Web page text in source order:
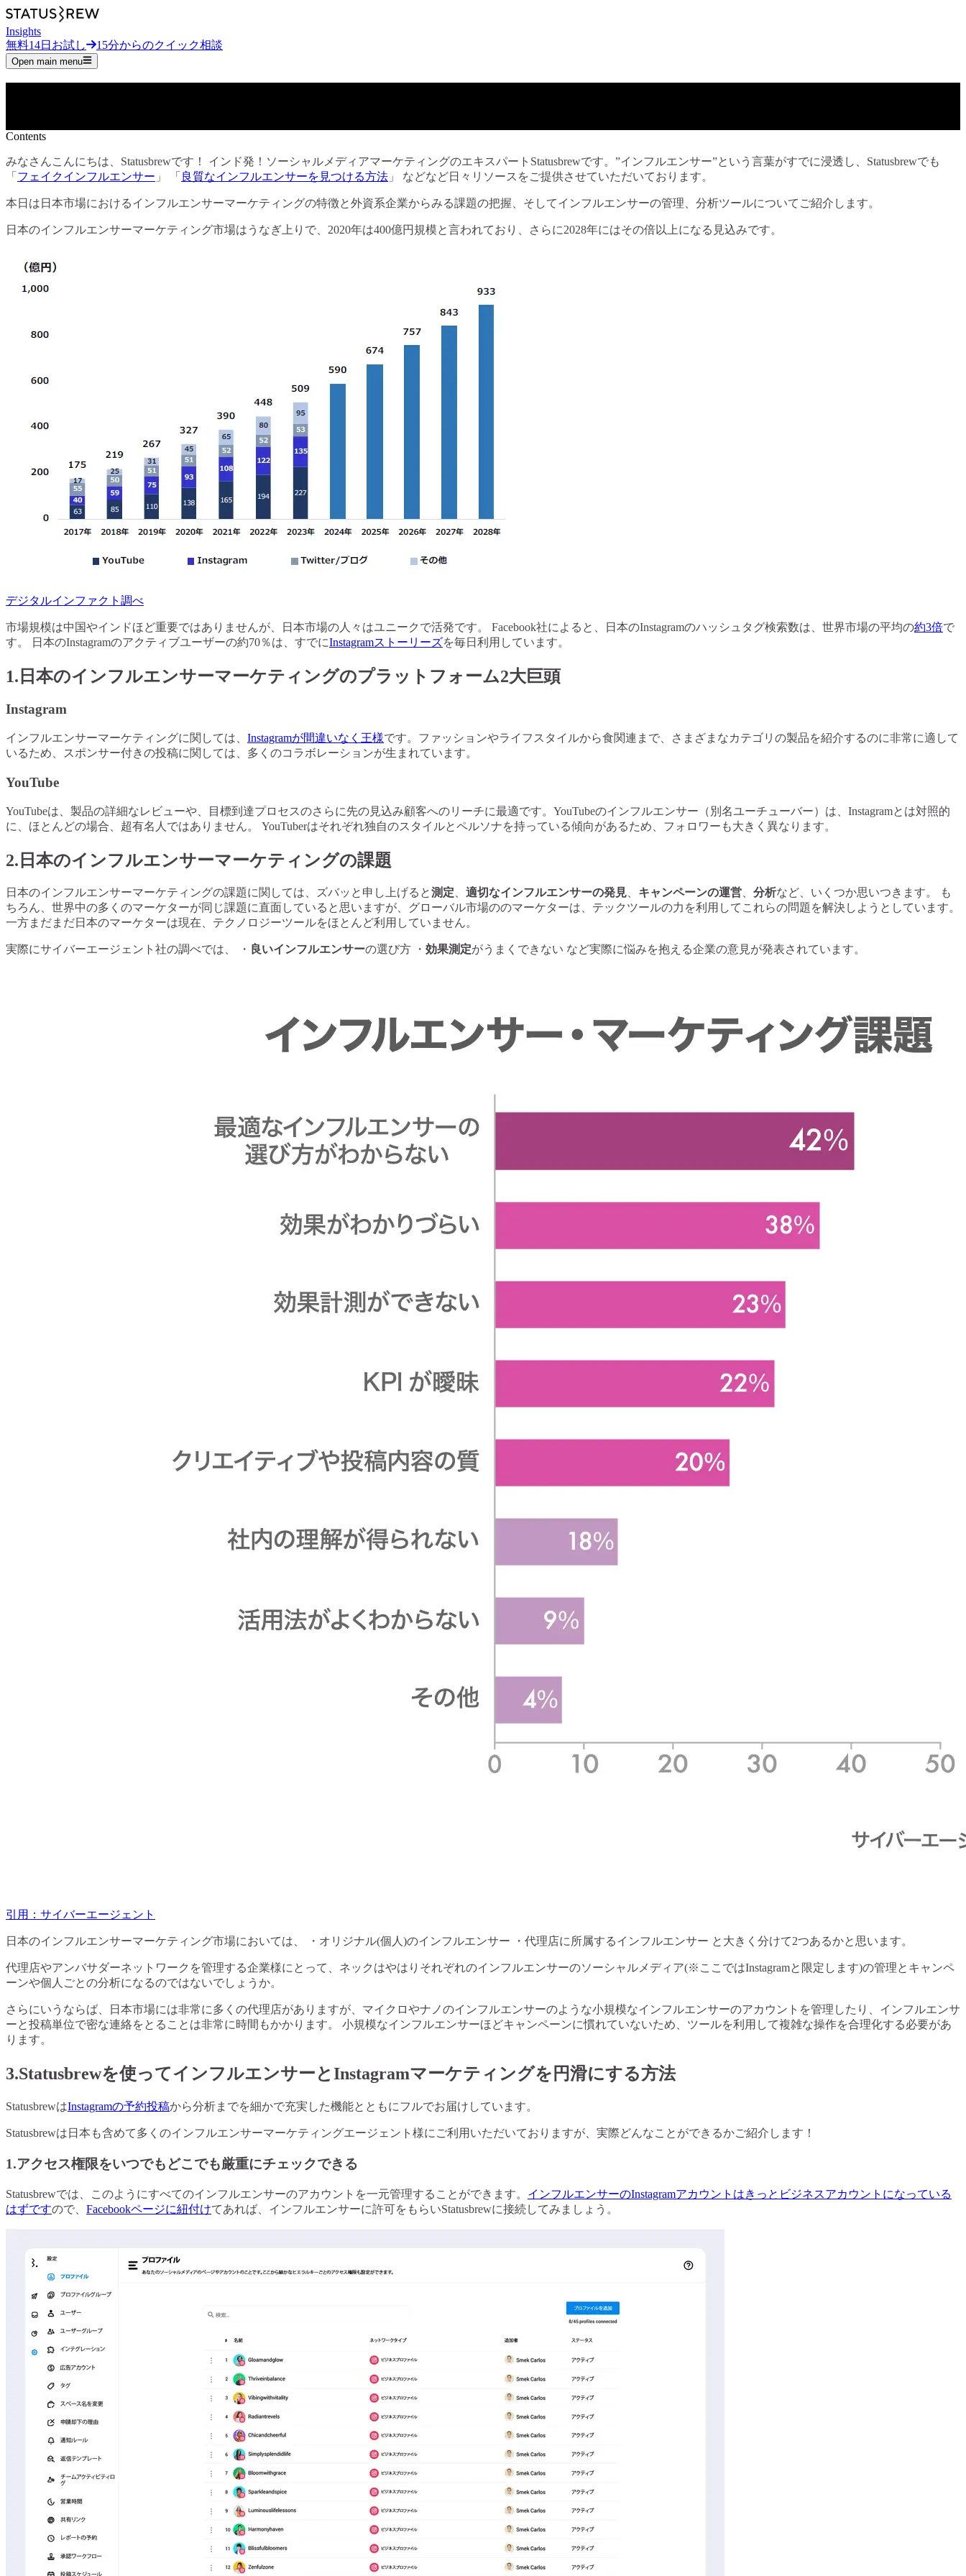
Insights
無料14日お試し
15分からのクイック相談
Open main menu
Contents
みなさんこんにちは、Statusbrewです！ インド発！ソーシャルメディアマーケティングのエキスパートStatusbrewです。”インフルエンサー”という言葉がすでに浸透し、Statusbrewでも
「 フェイクインフルエンサー 」 「 良質なインフルエンサーを見つける方法 」 などなど日々リソースをご提供させていただいております。
本日は日本市場におけるインフルエンサーマーケティングの特徴と外資系企業からみる課題の把握、そしてインフルエンサーの管理、分析ツールについてご紹介します。
日本のインフルエンサーマーケティング市場はうなぎ上りで、2020年は400億円規模と言われており、さらに2028年にはその倍以上になる見込みです。
デジタルインファクト調べ
市場規模は中国やインドほど重要ではありませんが、日本市場の人々はユニークで活発です。 Facebook社によると、日本のInstagramのハッシュタグ検索数は、世界市場の平均の約3倍で
す。 日本のInstagramのアクティブユーザーの約70％は、すでにInstagramストーリーズを毎日利用しています。
1.日本のインフルエンサーマーケティングのプラットフォーム2大巨頭
Instagram
インフルエンサーマーケティングに関しては、 Instagramが間違いなく王様です。ファッションやライフスタイルから食関連まで、さまざまなカテゴリの製品を紹介するのに非常に適して
いるため、スポンサー付きの投稿に関しては、多くのコラボレーションが生まれています。
YouTube
YouTubeは、製品の詳細なレビューや、目標到達プロセスのさらに先の見込み顧客へのリーチに最適です。YouTubeのインフルエンサー（別名ユーチューバー）は、Instagramとは対照的
に、ほとんどの場合、超有名人ではありません。 YouTuberはそれぞれ独自のスタイルとペルソナを持っている傾向があるため、フォロワーも大きく異なります。
2.日本のインフルエンサーマーケティングの課題
日本のインフルエンサーマーケティングの課題に関しては、ズバッと申し上げると測定、 適切なインフルエンサーの発見、 キャンペーンの運営、 分析など、いくつか思いつきます。 も
ちろん、世界中の多くのマーケターが同じ課題に直面していると思いますが、グローバル市場ののマーケターは、テックツールの力を利用してこれらの問題を解決しようとしています。
一方まだまだ日本のマーケターは現在、テクノロジーツールをほとんど利用していません。
実際にサイバーエージェント社の調べでは、 ・ 良いインフルエンサーの選び方 ・ 効果測定がうまくできない など実際に悩みを抱える企業の意見が発表されています。
引用：サイバーエージェント
日本のインフルエンサーマーケティング市場においては、 ・オリジナル(個人)のインフルエンサー ・代理店に所属するインフルエンサー と大きく分けて2つあるかと思います。
代理店やアンバサダーネットワークを管理する企業様にとって、ネックはやはりそれぞれのインフルエンサーのソーシャルメディア(※ここではInstagramと限定します)の管理とキャンペ
ーンや個人ごとの分析になるのではないでしょうか。
さらにいうならば、日本市場には非常に多くの代理店がありますが、マイクロやナノのインフルエンサーのような小規模なインフルエンサーのアカウントを管理したり、インフルエンサ
ーと投稿単位で密な連絡をとることは非常に時間もかかります。 小規模なインフルエンサーほどキャンペーンに慣れていないため、ツールを利用して複雑な操作を合理化する必要があ
ります。
3.Statusbrewを使ってインフルエンサーとInstagramマーケティングを円滑にする方法
StatusbrewはInstagramの予約投稿から分析までを細かで充実した機能とともにフルでお届けしています。
Statusbrewは日本も含めて多くのインフルエンサーマーケティングエージェント様にご利用いただいておりますが、実際どんなことができるかご紹介します！
1.アクセス権限をいつでもどこでも厳重にチェックできる
Statusbrewでは、このようにすべてのインフルエンサーのアカウントを一元管理することができます。 インフルエンサーのInstagramアカウントはきっとビジネスアカウントになっている
はずですので、 Facebookページに紐付けてあれば、インフルエンサーに許可をもらいStatusbrewに接続してみましょう。